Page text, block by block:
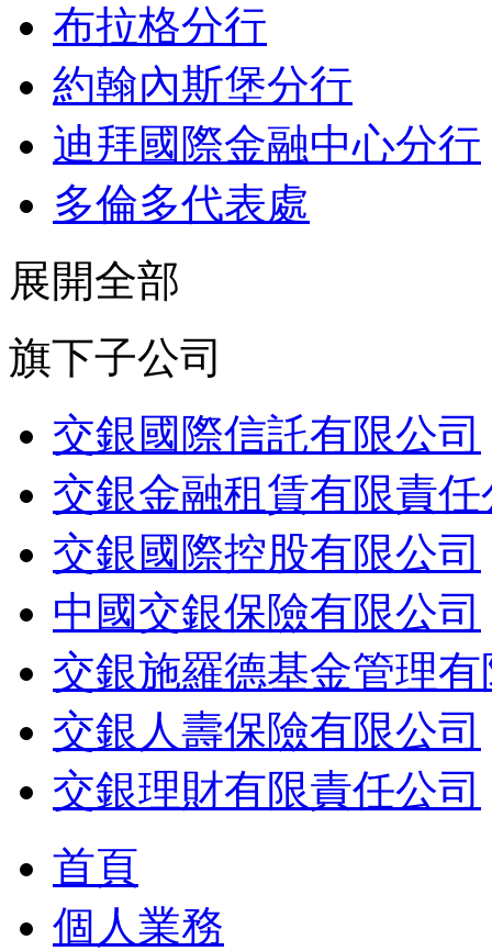
布拉格分行
約翰內斯堡分行
迪拜國際金融中心分行
多倫多代表處
展開全部
旗下子公司
交銀國際信託有限公司
交銀金融租賃有限責任
交銀國際控股有限公司
中國交銀保險有限公司
交銀施羅德基金管理
交銀人壽保險有限公司
交銀理財有限責任公司
首頁
個人業務